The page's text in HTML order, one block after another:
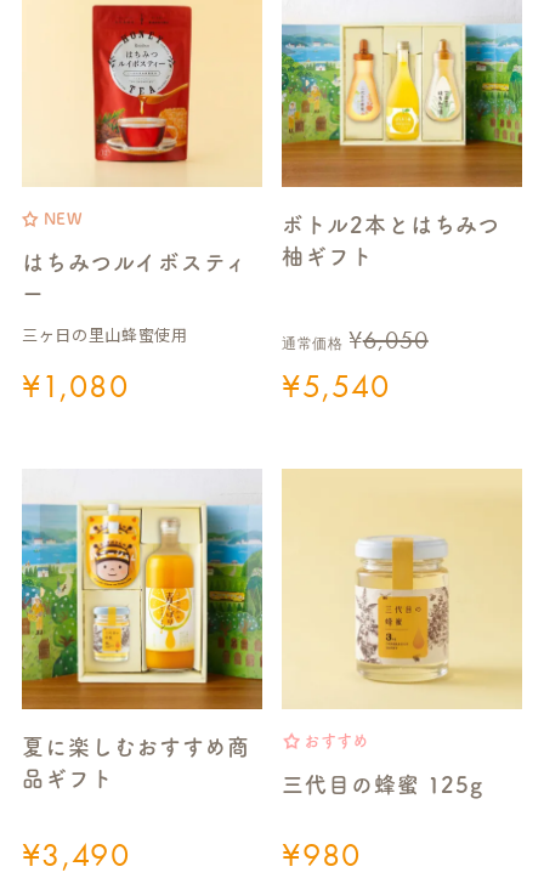
NEW
はちみつルイボスティ
ー
三ヶ日の里山蜂蜜使用
¥1,080
ボトル2本とはちみつ
柚ギフト
通常価格 ¥6,050
¥5,540
夏に楽しむおすすめ商
品ギフト
¥3,490
おすすめ
三代目の蜂蜜 125g
¥980